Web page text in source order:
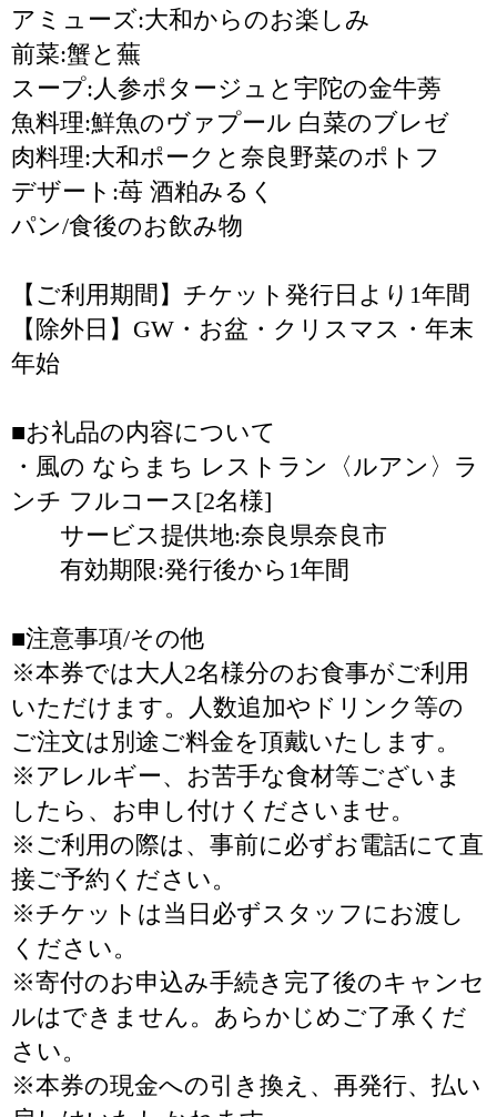
アミューズ:大和からのお楽しみ
前菜:蟹と蕪
スープ:人参ポタージュと宇陀の金牛蒡
魚料理:鮮魚のヴァプール 白菜のブレゼ
肉料理:大和ポークと奈良野菜のポトフ
デザート:苺 酒粕みるく
パン/食後のお飲み物
【ご利用期間】チケット発行日より1年間
【除外日】GW・お盆・クリスマス・年末
年始
■お礼品の内容について
・風の ならまち レストラン〈ルアン〉ラ
ンチ フルコース[2名様]
サービス提供地:奈良県奈良市
有効期限:発行後から1年間
■注意事項/その他
※本券では大人2名様分のお食事がご利用
いただけます。人数追加やドリンク等の
ご注文は別途ご料金を頂戴いたします。
※アレルギー、お苦手な食材等ございま
したら、お申し付けくださいませ。
※ご利用の際は、事前に必ずお電話にて直
接ご予約ください。
※チケットは当日必ずスタッフにお渡し
ください。
※寄付のお申込み手続き完了後のキャンセ
ルはできません。あらかじめご了承くだ
さい。
※本券の現金への引き換え、再発行、払い